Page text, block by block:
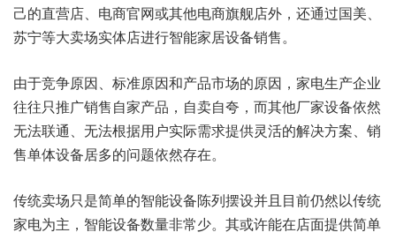
己的直营店、电商官网或其他电商旗舰店外，还通过国美、
苏宁等大卖场实体店进行智能家居设备销售。
由于竞争原因、标准原因和产品市场的原因，家电生产企业
往往只推广销售自家产品，自卖自夸，而其他厂家设备依然
无法联通、无法根据用户实际需求提供灵活的解决方案、销
售单体设备居多的问题依然存在。
传统卖场只是简单的智能设备陈列摆设并且目前仍然以传统
家电为主，智能设备数量非常少。其或许能在店面提供简单